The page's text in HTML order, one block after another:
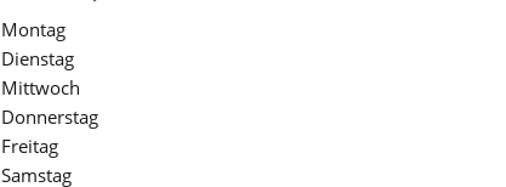
Montag
Dienstag
Mittwoch
Donnerstag
Freitag
Samstag